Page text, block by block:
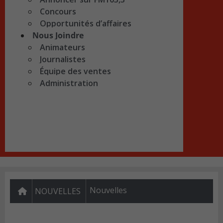
Concours
Opportunités d’affaires
Nous Joindre
Animateurs
Journalistes
Équipe des ventes
Administration
NOUVELLES Nouvelles